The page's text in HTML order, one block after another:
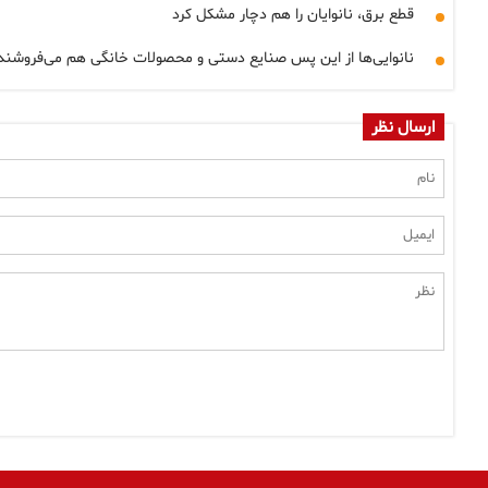
قطع برق، نانوایان را هم دچار مشکل کرد
نانوایی‌ها از این پس صنایع دستی و محصولات خانگی هم
ارسال نظر